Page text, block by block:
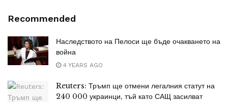
Recommended
Наследството на Пелоси ще бъде очакването на
война
4 YEARS AGO
Reuters: Тръмп ще отмени легалния статут на
240 000 украинци, тъй като САЩ засилват